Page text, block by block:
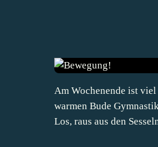
Am Wochenende ist viel
warmen Bude
Los, raus aus den